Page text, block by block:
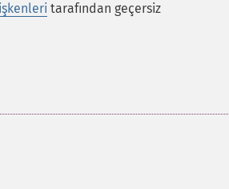
tarafından geçersiz